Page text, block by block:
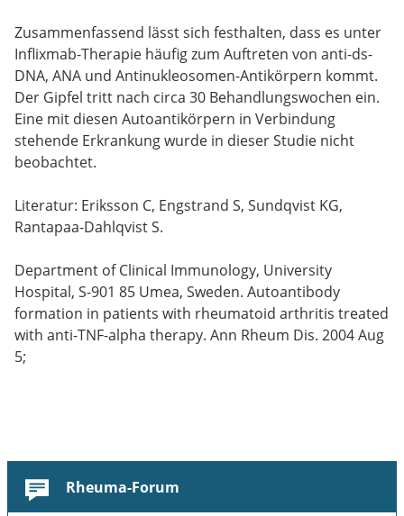
Zusammenfassend lässt sich festhalten, dass es unter
Inflixmab-Therapie häufig zum Auftreten von anti-ds-
DNA, ANA und Antinukleosomen-Antikörpern kommt.
Der Gipfel tritt nach circa 30 Behandlungswochen ein.
Eine mit diesen Autoantikörpern in Verbindung
stehende Erkrankung wurde in dieser Studie nicht
beobachtet.
Literatur: Eriksson C, Engstrand S, Sundqvist KG,
Rantapaa-Dahlqvist S.
Department of Clinical Immunology, University
Hospital, S-901 85 Umea, Sweden. Autoantibody
formation in patients with rheumatoid arthritis treated
with anti-TNF-alpha therapy. Ann Rheum Dis. 2004 Aug
5;
Rheuma-Forum